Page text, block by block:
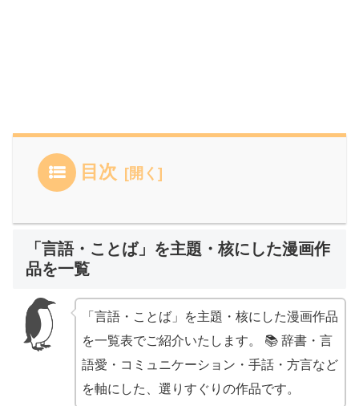
目次
「言語・ことば」を主題・核にした漫画作
品を一覧
「言語・ことば」を主題・核にした漫画作品
を一覧表でご紹介いたします。 📚 辞書・言
語愛・コミュニケーション・手話・方言など
を軸にした、選りすぐりの作品です。